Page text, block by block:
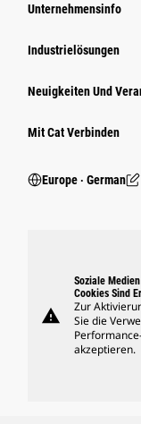
Unternehmensinfo
Industrielösungen
Neuigkeiten Und
Mit Cat Verbinden
Europe ‧ German
warning
Soziale Medien
Cookies Sind
Zur
Sie die
akzeptieren.